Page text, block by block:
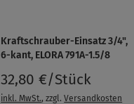
Kraftschrauber-Einsatz 3/4",
6-kant, ELORA 791A-1.5/8
32,80 €/Stück
inkl. MwSt., zzgl.Versandkosten